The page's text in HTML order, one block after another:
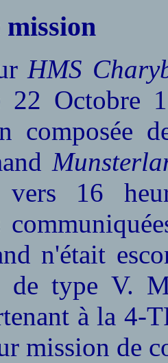
HMS
22 Octobre
composée
16
n'était
de type V.
à la 4-
mission de